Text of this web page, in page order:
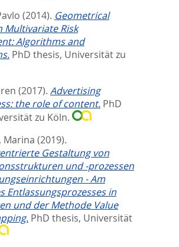
(2014). Geometrical
Multivariate Risk
Algorithms and
PhD thesis, Universität zu
(2017). Advertising
the role of content. PhD
zu Köln.
Marina (2019).
Gestaltung von
und -prozessen
- Am
Entlassungsprozesses in
und der Methode Value
PhD thesis, Universität